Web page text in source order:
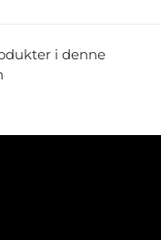
i denne